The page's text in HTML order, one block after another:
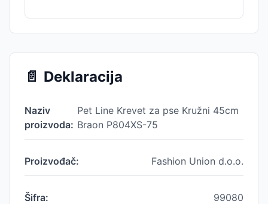
📄 Deklaracija
Naziv
proizvoda:
Pet Line Krevet za pse Kružni 45cm
Braon P804XS-75
Proizvođač: Fashion Union d.o.o.
Šifra: 99080